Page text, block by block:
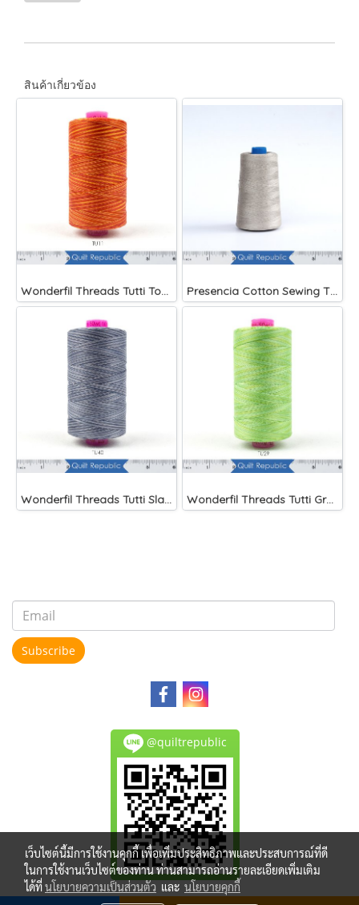
สินค้าเกี่ยวข้อง
Wonderfil Threads Tutti Tomato Presencia Cotton Sewing Thread 3-ply 60wt 4882 Yards Grey
Wonderfil Threads Tutti Slate Wonderfil Threads Tutti Grass
Subscribe
@quiltrepublic
เว็บไซต์นี้มีการใช้งานคุกกี้ เพื่อเพิ่มประสิทธิภาพและประสบการณ์ที่ดี
ในการใช้งานเว็บไซต์ของท่าน ท่านสามารถอ่านรายละเอียดเพิ่มเติม
ได้ที่นโยบายความเป็นส่วนตัว และ นโยบายคุกกี้